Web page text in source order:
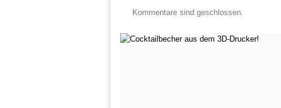
Kommentare sind geschlossen.